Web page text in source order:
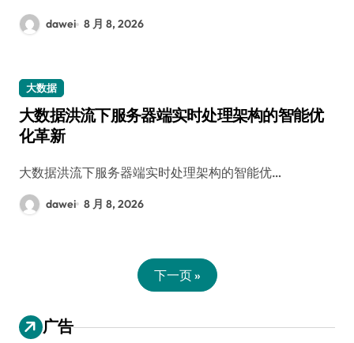
dawei 8 月 8, 2026
大数据
大数据洪流下服务器端实时处理架构的智能优
化革新
大数据洪流下服务器端实时处理架构的智能优…
dawei 8 月 8, 2026
下一页 »
广告